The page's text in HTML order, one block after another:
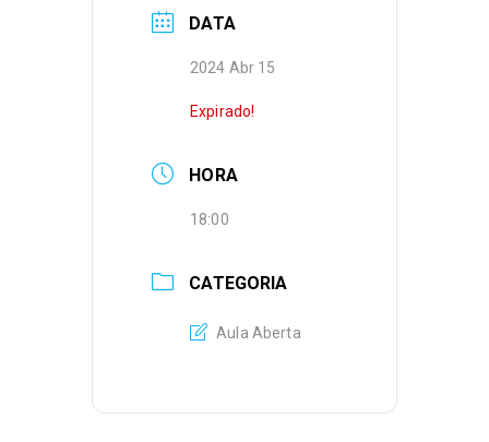
DATA
2024 Abr 15
Expirado!
HORA
18:00
CATEGORIA
Aula Aberta